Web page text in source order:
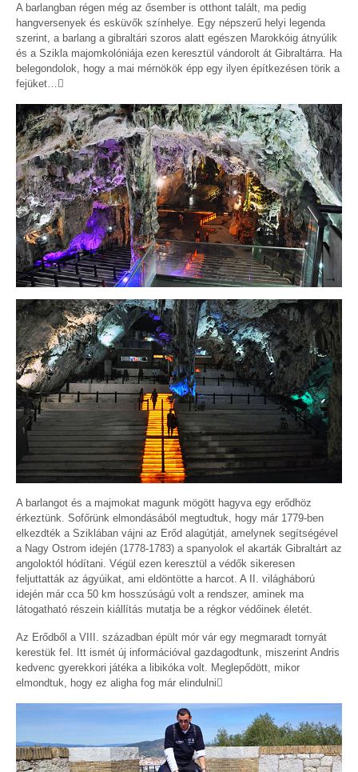
A barlangban régen még az ősember is otthont talált, ma pedig
hangversenyek és esküvők színhelye. Egy népszerű helyi legenda
szerint, a barlang a gibraltári szoros alatt egészen Marokkóig átnyúlik
és a Szikla majomkolóniája ezen keresztül vándorolt át Gibraltárra. Ha
belegondolok, hogy a mai mérnökök épp egy ilyen építkezésen törik a
fejüket…
A barlangot és a majmokat magunk mögött hagyva egy erődhöz
érkeztünk. Sofőrünk elmondásából megtudtuk, hogy már 1779-ben
elkezdték a Sziklában vájni az Erőd alagútját, amelynek segítségével
a Nagy Ostrom idején (1778-1783) a spanyolok el akarták Gibraltárt az
angoloktól hódítani. Végül ezen keresztül a védők sikeresen
feljuttatták az ágyúikat, ami eldöntötte a harcot. A II. világháború
idején már cca 50 km hosszúságú volt a rendszer, aminek ma
látogatható részein kiállítás mutatja be a régkor védőinek életét.
Az Erődből a VIII. században épült mór vár egy megmaradt tornyát
kerestük fel. Itt ismét új információval gazdagodtunk, miszerint Andris
kedvenc gyerekkori játéka a libikóka volt. Meglepődött, mikor
elmondtuk, hogy ez aligha fog már elindulni